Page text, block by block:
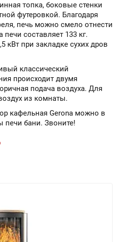
топка, боковые стенки
футеровкой. Благодаря
печь можно смело отнести
составляет 133 кг.
кВт при закладке сухих дров
классический
происходит двумя
подача воздуха. Для
из комнаты.
кафельная Gerona можно в
печи бани. Звоните!